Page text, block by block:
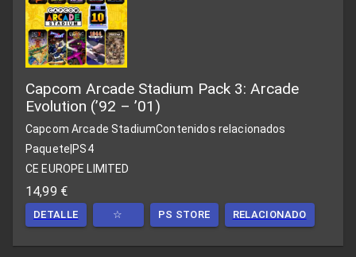
Capcom Arcade Stadium Pack 3: Arcade
Evolution (’92 – ’01)
Capcom Arcade StadiumContenidos relacionados
Paquete PS4
CE EUROPE LIMITED
14,99 €
DETALLE ☆ PS STORE RELACIONADO